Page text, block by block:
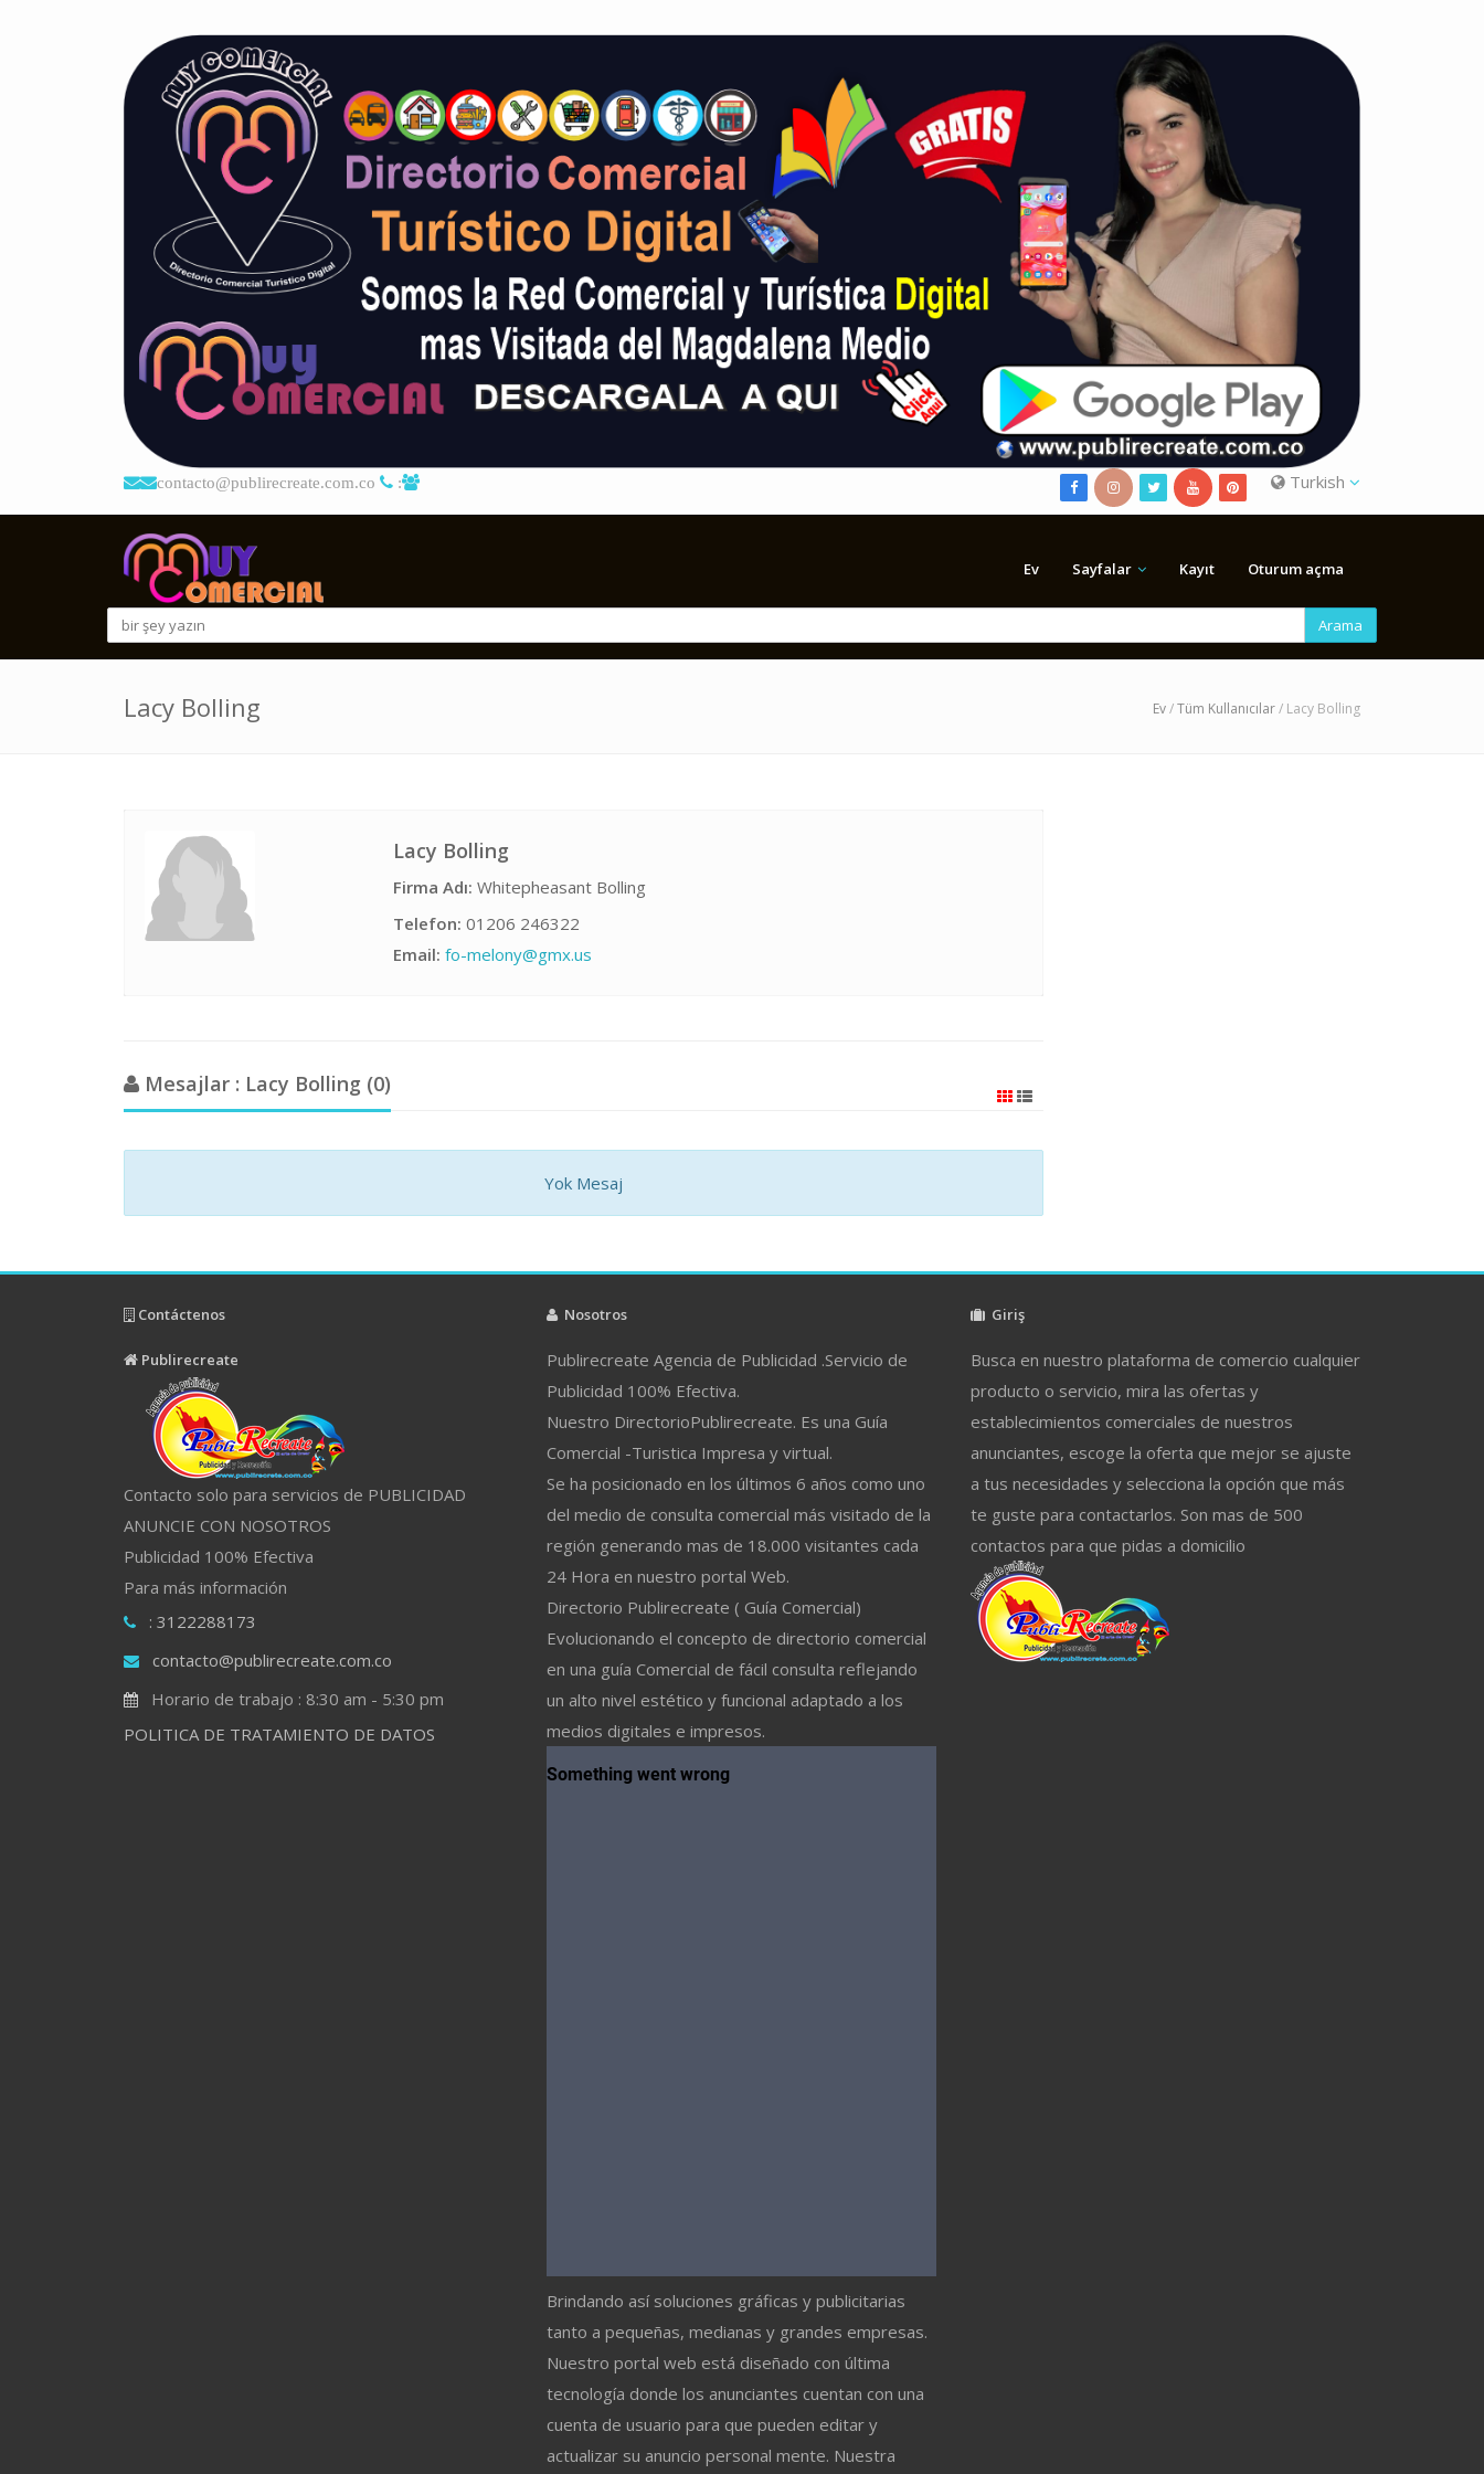
contacto@publirecreate.com.co : Turkish
Ev Sayfalar Kayıt Oturum açma
Arama
Lacy Bolling Ev/Tüm Kullanıcılar/ Lacy Bolling
Lacy Bolling
Firma Adı: Whitepheasant Bolling
Telefon: 01206 246322
Email: fo-melony@gmx.us
Mesajlar : Lacy Bolling (0)
Yok Mesaj
Contáctenos
Publirecreate
Contacto solo para servicios de PUBLICIDAD
ANUNCIE CON NOSOTROS
Publicidad 100% Efectiva
Para más información
: 3122288173
contacto@publirecreate.com.co
Horario de trabajo : 8:30 am - 5:30 pm
POLITICA DE TRATAMIENTO DE DATOS
Nosotros
Publirecreate Agencia de Publicidad .Servicio de
Publicidad 100% Efectiva.
Nuestro DirectorioPublirecreate. Es una Guía
Comercial -Turistica Impresa y virtual.
Se ha posicionado en los últimos 6 años como uno
del medio de consulta comercial más visitado de la
región generando mas de 18.000 visitantes cada
24 Hora en nuestro portal Web.
Directorio Publirecreate ( Guía Comercial)
Evolucionando el concepto de directorio comercial
en una guía Comercial de fácil consulta reflejando
un alto nivel estético y funcional adaptado a los
medios digitales e impresos.
Brindando así soluciones gráficas y publicitarias
tanto a pequeñas, medianas y grandes empresas.
Nuestro portal web está diseñado con última
tecnología donde los anunciantes cuentan con una
cuenta de usuario para que pueden editar y
actualizar su anuncio personal mente. Nuestra
Giriş
Busca en nuestro plataforma de comercio cualquier
producto o servicio, mira las ofertas y
establecimientos comerciales de nuestros
anunciantes, escoge la oferta que mejor se ajuste
a tus necesidades y selecciona la opción que más
te guste para contactarlos. Son mas de 500
contactos para que pidas a domicilio